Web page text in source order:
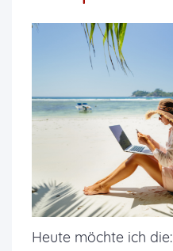
Heute möchte ich die: